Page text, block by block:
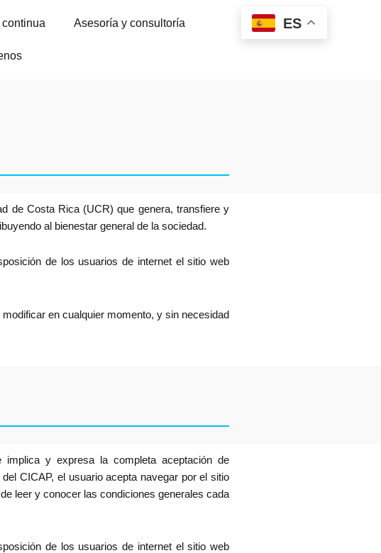
Asesoría y consultoría ES
de Costa Rica (UCR) que genera, transfiere y
al bienestar general de la sociedad.
de los usuarios de internet el sitio web
en cualquier momento, y sin necesidad
y expresa la completa aceptación de
CICAP, el usuario acepta navegar por el sitio
leer y conocer las condiciones generales cada
de los usuarios de internet el sitio web